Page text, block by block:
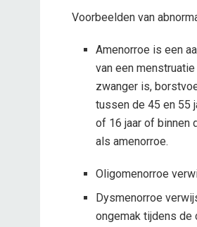
Voorbeelden van
Amenorroe is een
van een
zwanger is,
tussen de 45 en 55
of 16 jaar of binnen
als amenorroe.
Oligomenorroe
Dysmenorroe
ongemak tijdens de